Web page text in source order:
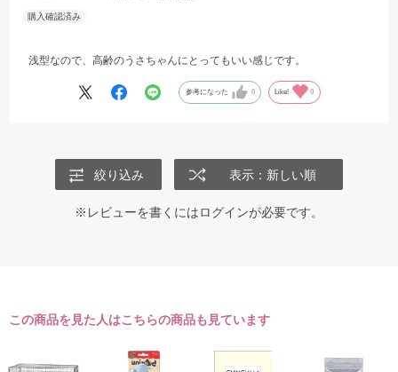
浅型なので、高齢のうさちゃんにとってもいい感じです。
参考になった 0 Like! 0
絞り込み 表示：新しい順
※レビューを書くにはログインが必要です。
この商品を見た人はこちらの商品も見ています